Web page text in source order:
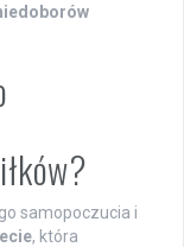
samopoczucia i
, która